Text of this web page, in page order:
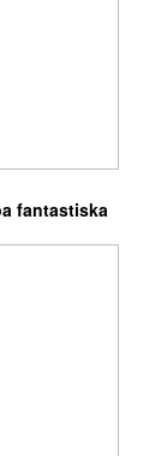
fantastiska